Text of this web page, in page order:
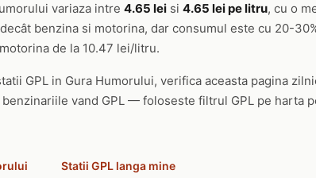
variaza intre 4.65 lei si 4.65 lei pe litru, cu o
benzina si motorina, dar consumul este cu 20-
de la 10.47 lei/litru.
GPL in Gura Humorului, verifica aceasta pagina
vand GPL — foloseste filtrul GPL pe harta
Statii GPL langa mine